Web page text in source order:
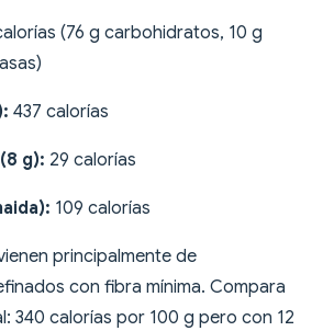
(76 g carbohidratos, 10 g
437 calorías
g): 29 calorías
109 calorías
principalmente de
con fibra mínima. Compara
340 calorías por 100 g pero con 12